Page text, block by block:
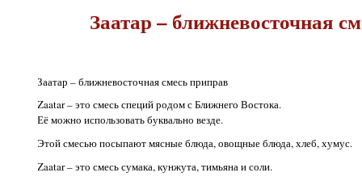
Заатар – ближневосточная
Заатар – ближневосточная смесь приправ
Zaatar – это смесь специй родом с Ближнего Востока.
Её можно использовать буквально везде.
Этой смесью посыпают мясные блюда, овощные блюда, хлеб, хумус.
Zaatar – это смесь сумака, кунжута, тимьяна и соли.